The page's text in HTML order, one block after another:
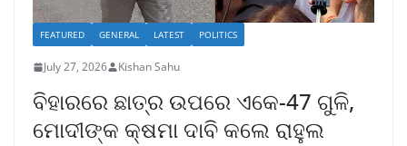
FEATURED GENERAL LATEST POLITICS
July 27, 2026 Kishan Sahu
ବିହାରରେ ଛାତ୍ର ଉପରେ ଏକେ-47 ଗୁଳି,
ମୋଦୀଙ୍କ କ୍ଷମା ଦାବି କଲେ ରାହୁଲ